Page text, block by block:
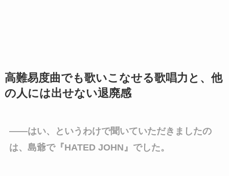
高難易度曲でも歌いこなせる歌唱力と、他
の人には出せない退廃感
――はい、というわけで聞いていただきましたの
は、島爺で『HATED JOHN』でした。